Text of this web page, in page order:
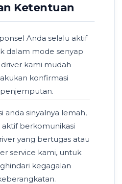
Ketentuan
Anda selalu aktif
dalam mode senyap
driver kami mudah
konfirmasi
penjemputan.
anda sinyalnya lemah,
aktif berkomunikasi
yang bertugas atau
service kami, untuk
kegagalan